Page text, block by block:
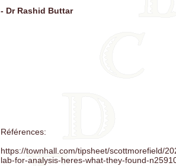
- Dr Rashid Buttar
Références:
https://townhall.com/tipsheet/scottmorefield/
lab-for-analysis-heres-what-they-found-